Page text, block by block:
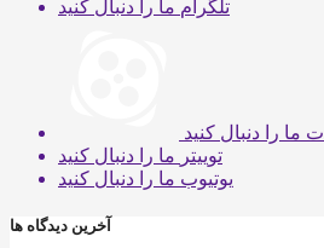
تلگرام ما را دنبال کنید
ما را دنبال کنید
توییتر ما را دنبال کنید
یوتیوب ما را دنبال کنید
آخرین دیدگاه ها